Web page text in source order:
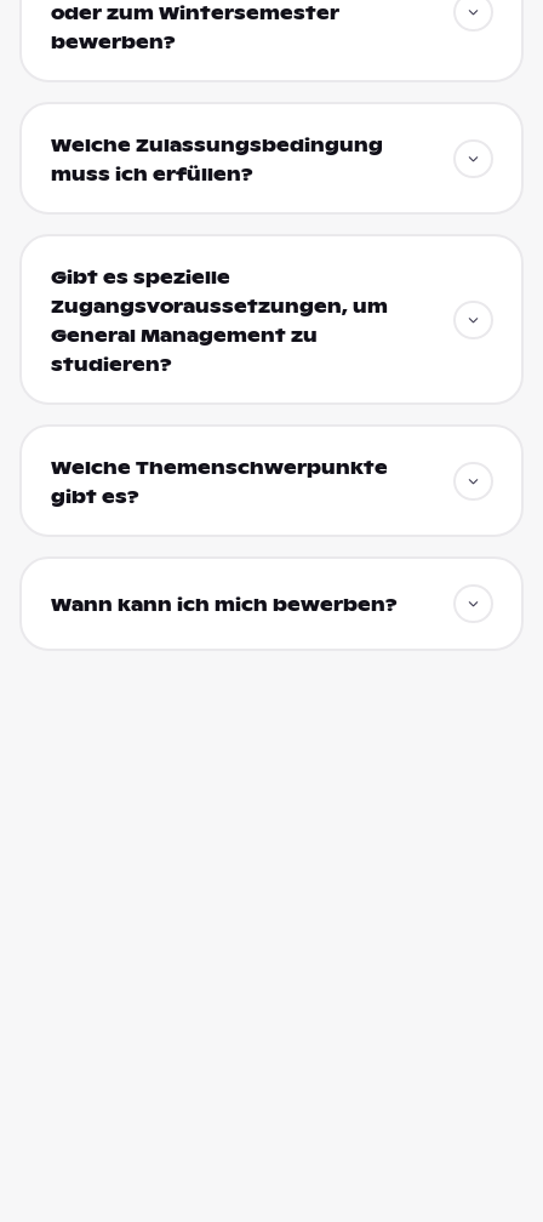
oder zum Wintersemester
bewerben?
Welche Zulassungsbedingung
muss ich erfüllen?
Gibt es spezielle
Zugangsvoraussetzungen, um
General Management zu
studieren?
Welche Themenschwerpunkte
gibt es?
Wann kann ich mich bewerben?